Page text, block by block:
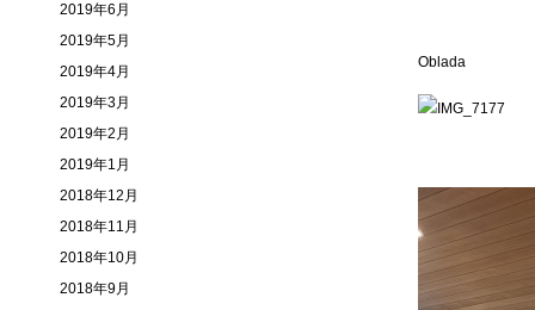
Oblada
2019年6月
2019年5月
2019年4月
2019年3月
2019年2月
2019年1月
2018年12月
2018年11月
2018年10月
2018年9月